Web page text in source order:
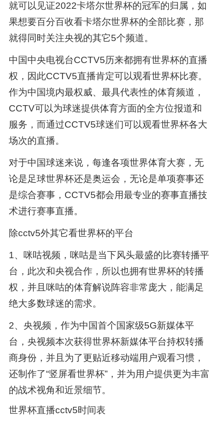
就可以见证2022卡塔尔世界杯的冠军的归属，如
果想要百分百收看卡塔尔世界杯的全部比赛，那
就得同时关注央视的其它5个频道。
中国中央电视台CCTV5历来都拥有世界杯的直播
权，因此CCTV5直播肯定可以观看世界杯比赛。
作为中国境内最权威、最具代表性的体育频道，
CCTV可以为球迷提供体育方面的全方位报道和
服务，而通过CCTV5球迷们可以观看世界杯各大
场次的直播。
对于中国球迷来说，每逢各项世界体育大赛，无
论是足球世界杯还是奥运会，无论是单项赛事还
是综合赛事，CCTV5都会用最专业的赛事直播技
术进行赛事直播。
除cctv5外其它看世界杯的平台
1、咪咕视频，咪咕是当下风头最盛的比赛转播平
台，此次和央视合作，所以也拥有世界杯的转播
权，并且咪咕的体育解说阵容非常庞大，能满足
绝大多数球迷的需求。
2、央视频，作为中国首个国家级5G新媒体平
台，央视频本次获得世界杯新媒体平台持权转播
商身份，并且为了更贴近移动端用户观看习惯，
还制作了“竖屏看世界杯”，并为用户提供更为丰富
的战术视角和近景细节。
世界杯直播cctv5时间表